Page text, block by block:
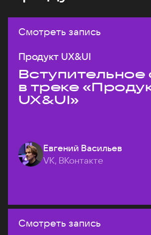
Смотреть запись
Продукт UX&UI
Вступительное
в треке
UX&UI»
Евгений Васильев
VK, ВКонтакте
Смотреть запись